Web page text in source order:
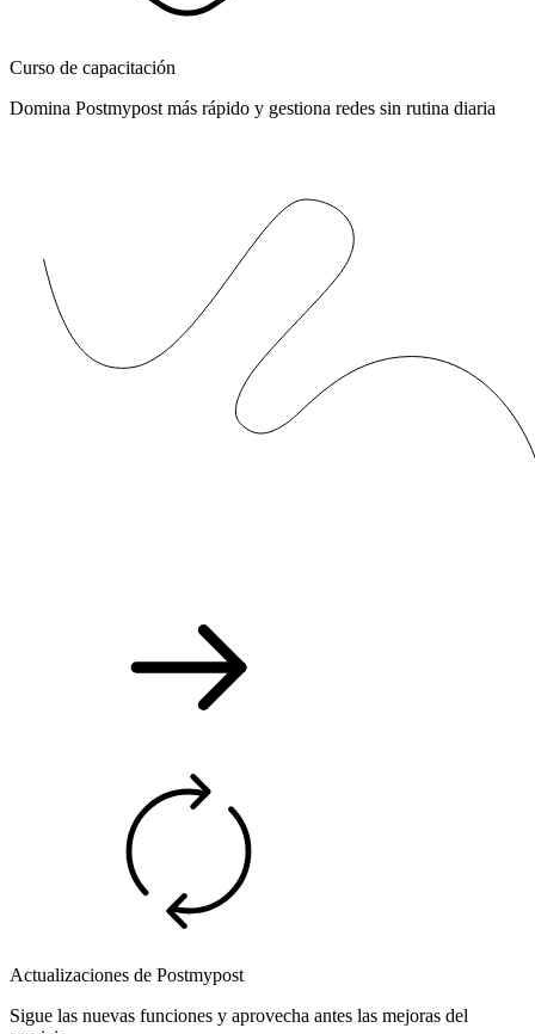
Curso de capacitación
Domina Postmypost más rápido y gestiona redes sin rutina diaria
Actualizaciones de Postmypost
Sigue las nuevas funciones y aprovecha antes las mejoras del